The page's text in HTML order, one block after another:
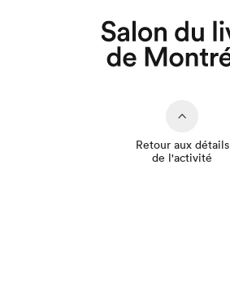
Retour aux détails
de l'activité